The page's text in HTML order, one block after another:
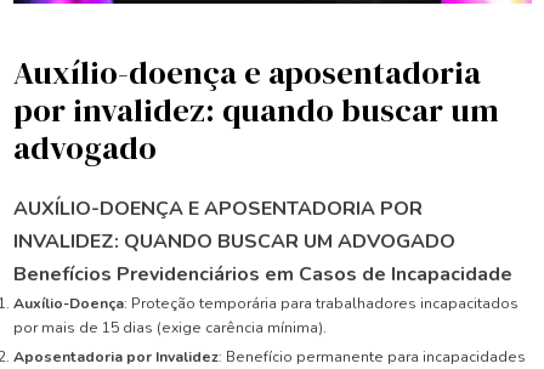
Auxílio-doença e aposentadoria
por invalidez: quando buscar um
advogado
AUXÍLIO-DOENÇA E APOSENTADORIA POR
INVALIDEZ: QUANDO BUSCAR UM ADVOGADO
Benefícios Previdenciários em Casos de Incapacidade
Auxílio-Doença: Proteção temporária para trabalhadores incapacitados
por mais de 15 dias (exige carência mínima).
Aposentadoria por Invalidez: Benefício permanente para incapacidades